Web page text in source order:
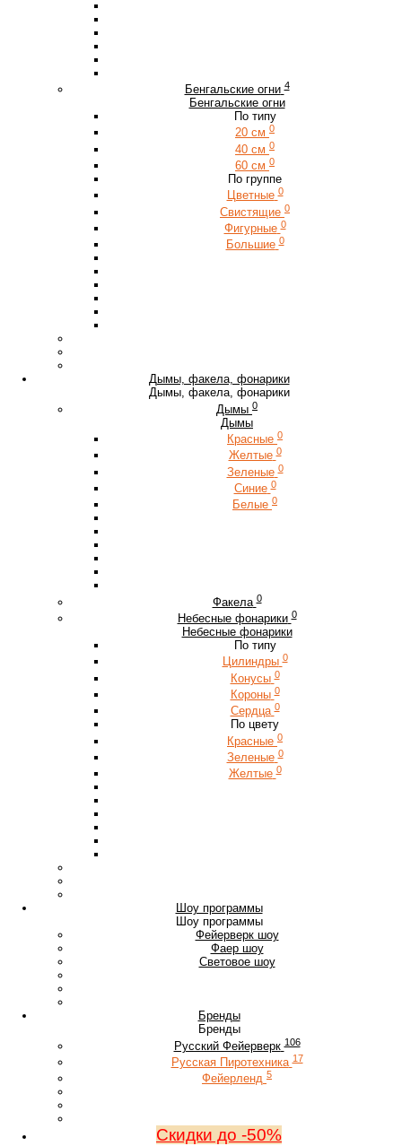
Бенгальские огни 4
Бенгальские огни
По типу
20 см 0
40 см 0
60 см 0
По группе
Цветные 0
Свистящие 0
Фигурные 0
Большие 0
Дымы, факела, фонарики
Дымы, факела, фонарики
Дымы 0
Дымы
Красные 0
Желтые 0
Зеленые 0
Синие 0
Белые 0
Факела 0
Небесные фонарики 0
Небесные фонарики
По типу
Цилиндры 0
Конусы 0
Короны 0
Сердца 0
По цвету
Красные 0
Зеленые 0
Желтые 0
Шоу программы
Шоу программы
Фейерверк шоу
Фаер шоу
Световое шоу
Бренды
Бренды
Русский Фейерверк 106
Русская Пиротехника 17
Фейерленд 5
Скидки до -50%